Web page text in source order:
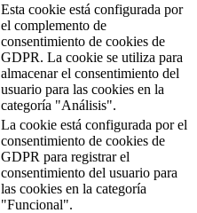
Esta cookie está configurada por
el complemento de
consentimiento de cookies de
GDPR. La cookie se utiliza para
almacenar el consentimiento del
usuario para las cookies en la
categoría "Análisis".
La cookie está configurada por el
consentimiento de cookies de
GDPR para registrar el
consentimiento del usuario para
las cookies en la categoría
"Funcional".